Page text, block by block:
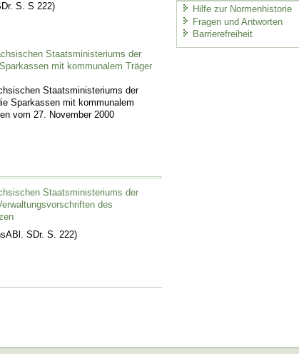
S. S 222)
Staatsministeriums der
mit kommunalem Träger
Staatsministeriums der
Sparkassen mit kommunalem
vom 27. November 2000
Staatsministeriums der
des
SDr. S. 222)
Hilfe zur Normenhistorie
Fragen und Antworten
Barrierefreiheit